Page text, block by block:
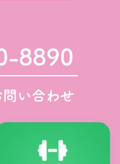
8890
い合わせ